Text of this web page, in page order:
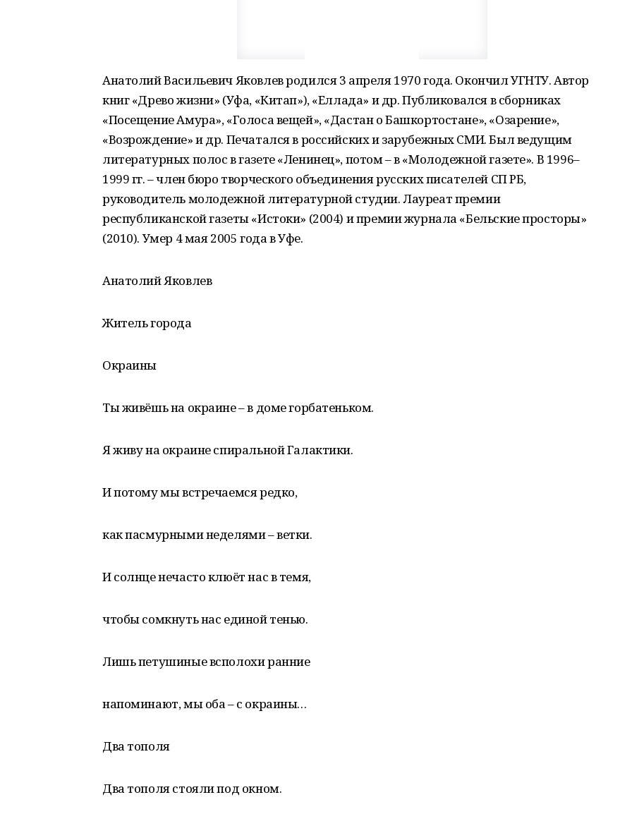
Анатолий Васильевич Яковлев родился 3 апреля 1970 года. Окончил УГНТУ. Автор
книг «Древо жизни» (Уфа, «Китап»), «Еллада» и др. Публиковался в сборниках
«Посещение Амура», «Голоса вещей», «Дастан о Башкортостане», «Озарение»,
«Возрождение» и др. Печатался в российских и зарубежных СМИ. Был ведущим
литературных полос в газете «Ленинец», потом – в «Молодежной газете». В 1996–
1999 гг. – член бюро творческого объединения русских писателей СП РБ,
руководитель молодежной литературной студии. Лауреат премии
республиканской газеты «Истоки» (2004) и премии журнала «Бельские просторы»
(2010). Умер 4 мая 2005 года в Уфе.
Анатолий Яковлев
Житель города
Окраины
Ты живёшь на окраине – в доме горбатеньком.
Я живу на окраине спиральной Галактики.
И потому мы встречаемся редко,
как пасмурными неделями – ветки.
И солнце нечасто клюёт нас в темя,
чтобы сомкнуть нас единой тенью.
Лишь петушиные всполохи ранние
напоминают, мы оба – с окраины…
Два тополя
Два тополя стояли под окном.